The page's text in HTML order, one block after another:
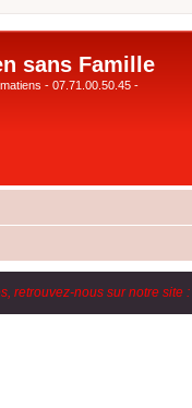
sans Famille
- 07.71.00.50.45 -
retrouvez-nous sur notre site :